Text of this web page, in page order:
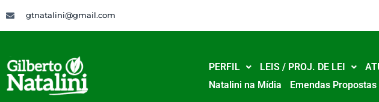
gtnatalini@gmail.com
PERFIL LEIS / PROJ. DE LEI
Natalini na Mídia
Emendas Propostas